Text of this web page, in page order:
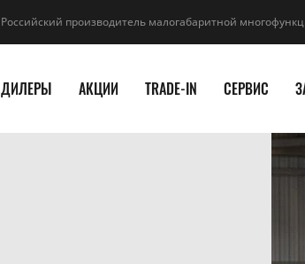
Российский производитель малогабаритной
ДИЛЕРЫ АКЦИИ TRADE-IN СЕРВИС